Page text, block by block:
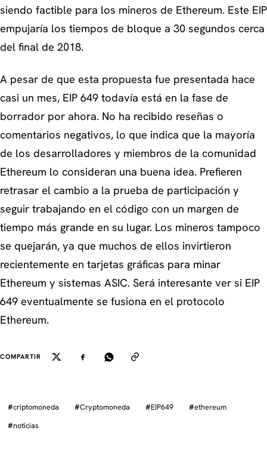
siendo factible para los mineros de Ethereum. Este EIP
empujaría los tiempos de bloque a 30 segundos cerca
del final de 2018.
A pesar de que esta propuesta fue presentada hace
casi un mes, EIP 649 todavía está en la fase de
borrador por ahora. No ha recibido reseñas o
comentarios negativos, lo que indica que la mayoría
de los desarrolladores y miembros de la comunidad
Ethereum lo consideran una buena idea. Prefieren
retrasar el cambio a la prueba de participación y
seguir trabajando en el código con un margen de
tiempo más grande en su lugar. Los mineros tampoco
se quejarán, ya que muchos de ellos invirtieron
recientemente en tarjetas gráficas para minar
Ethereum y sistemas ASIC. Será interesante ver si EIP
649 eventualmente se fusiona en el protocolo
Ethereum.
COMPARTIR
#criptomoneda #Cryptomoneda #EIP649 #ethereum
#noticias